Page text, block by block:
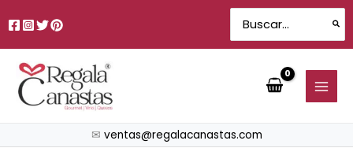
al
contenido
for:
✉ ventas@regalacanastas.com